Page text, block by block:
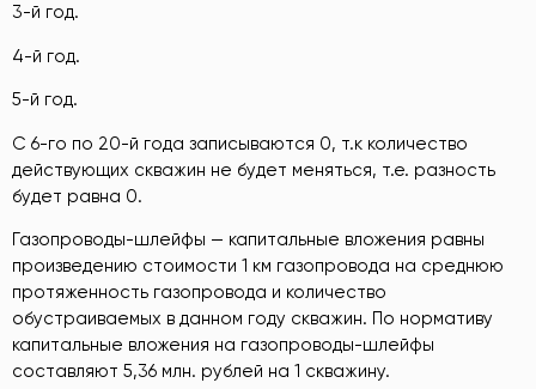
3-й год.
4-й год.
5-й год.
С 6-го по 20-й года записываются 0, т.к количество
действующих скважин не будет меняться, т.е. разность
будет равна 0.
Газопроводы-шлейфы — капитальные вложения равны
произведению стоимости 1 км газопровода на среднюю
протяженность газопровода и количество
обустраиваемых в данном году скважин. По нормативу
капитальные вложения на газопроводы-шлейфы
составляют 5,36 млн. рублей на 1 скважину.